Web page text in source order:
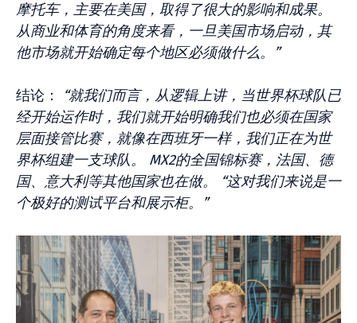
摩托车，主要在美国，取得了很大的影响和成果。
从商业和体育的角度来看，一旦美国市场启动，其
他市场就开始确定每个地区必须做什么。”
结论：
“就我们而言，从逻辑上讲，当世界杯球队已
经开始运作时，我们就开始明确我们也必须在国家
层面接管比赛，就像在西班牙一样，我们正在为世
界杯组建一支球队。 MX2的全国锦标赛，法国、德
国、意大利等其他国家也在做。 “这对我们来说是一
个极好的测试平台和展示柜。”